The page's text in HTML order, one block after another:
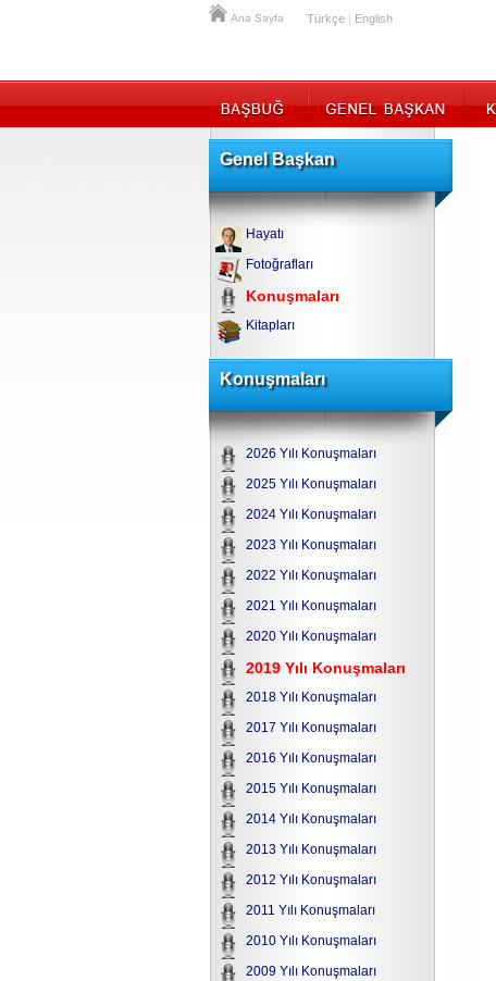
Ana Sayfa Türkçe English
Genel Başkan
Hayatı
Fotoğrafları
Konuşmaları
Kitapları
Konuşmaları
2026 Yılı Konuşmaları
2025 Yılı Konuşmaları
2024 Yılı Konuşmaları
2023 Yılı Konuşmaları
2022 Yılı Konuşmaları
2021 Yılı Konuşmaları
2020 Yılı Konuşmaları
2019 Yılı Konuşmaları
2018 Yılı Konuşmaları
2017 Yılı Konuşmaları
2016 Yılı Konuşmaları
2015 Yılı Konuşmaları
2014 Yılı Konuşmaları
2013 Yılı Konuşmaları
2012 Yılı Konuşmaları
2011 Yılı Konuşmaları
2010 Yılı Konuşmaları
2009 Yılı Konuşmaları